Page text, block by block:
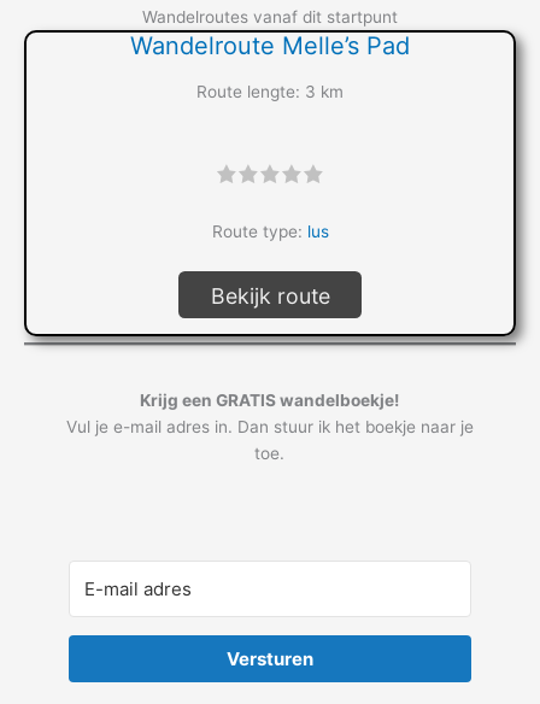
Wandelroutes vanaf dit startpunt
Wandelroute Melle’s Pad
Route lengte: 3 km
Route type: lus
Bekijk route
Krijg een GRATIS wandelboekje!
Vul je e-mail adres in. Dan stuur ik het boekje naar je
toe.
Versturen